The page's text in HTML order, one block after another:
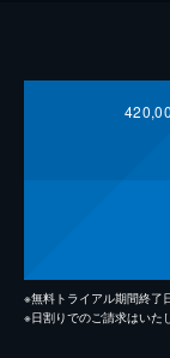
※無料トライアル期間終了
※日割りでのご請求はいた